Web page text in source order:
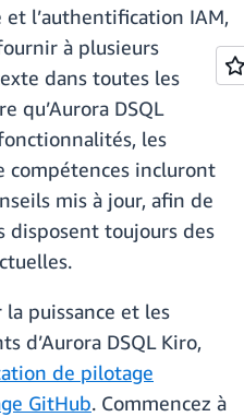
l’authentification IAM,
à plusieurs
dans toutes les
qu’Aurora DSQL
les
compétences incluront
mis à jour, afin de
disposent toujours des
puissance et les
d’Aurora DSQL Kiro,
de pilotage
GitHub. Commencez à